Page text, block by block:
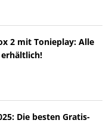
2 mit Tonieplay: Alle
erhältlich!
Die besten Gratis-